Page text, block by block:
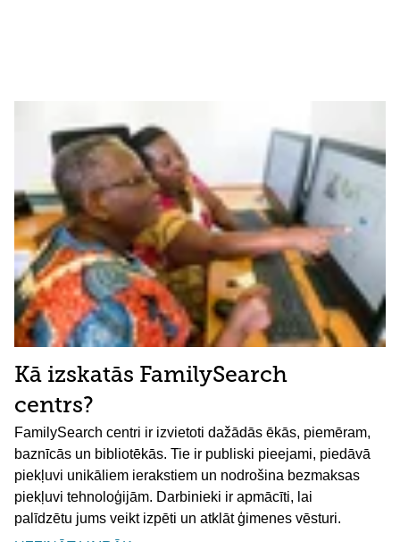
Kā izskatās FamilySearch
centrs?
FamilySearch centri ir izvietoti dažādās ēkās, piemēram,
baznīcās un bibliotēkās. Tie ir publiski pieejami, piedāvā
piekļuvi unikāliem ierakstiem un nodrošina bezmaksas
piekļuvi tehnoloģijām. Darbinieki ir apmācīti, lai
palīdzētu jums veikt izpēti un atklāt ģimenes vēsturi.